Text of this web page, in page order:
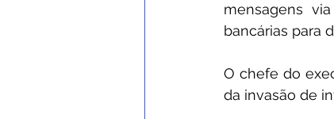
mensagens
bancárias para
O chefe do
da invasão de